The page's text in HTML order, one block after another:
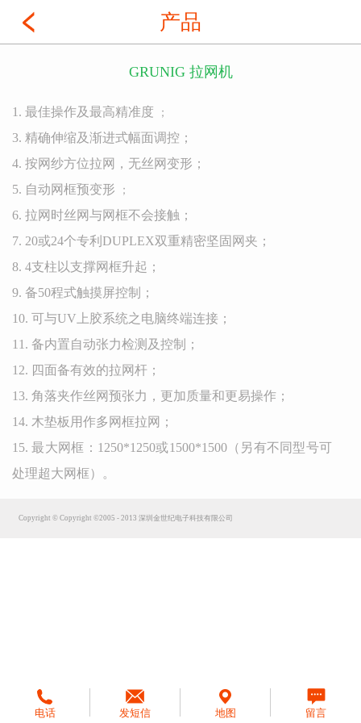
产品
GRUNIG 拉网机
1. 最佳操作及最高精准度 ；
3. 精确伸缩及渐进式幅面调控；
4. 按网纱方位拉网，无丝网变形；
5. 自动网框预变形 ；
6. 拉网时丝网与网框不会接触；
7. 20或24个专利DUPLEX双重精密坚固网夹；
8. 4支柱以支撑网框升起；
9. 备50程式触摸屏控制；
10. 可与UV上胶系统之电脑终端连接；
11. 备内置自动张力检测及控制；
12. 四面备有效的拉网杆；
13. 角落夹作丝网预张力，更加质量和更易操作；
14. 木垫板用作多网框拉网；
15. 最大网框：1250*1250或1500*1500（另有不同型号可
处理超大网框）。
Copyright © Copyright ©2005 - 2013 深圳金世纪电子科技有限公司
电话 发短信 地图 留言